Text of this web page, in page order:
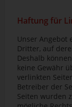
Haftung für
Unser Angebot
Dritter, auf
Deshalb
keine Gewähr
verlinkten
Betreiber der
Seiten wurden